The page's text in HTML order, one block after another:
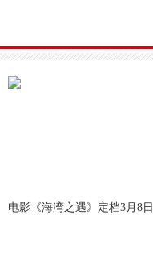
电影《海湾之遇》定档3月8日